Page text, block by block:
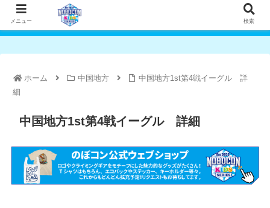
ホーム 中国地方
中国地方1st第4戦イーグル 詳
細
中国地方1st第4戦イーグル 詳細
メニュー 検索